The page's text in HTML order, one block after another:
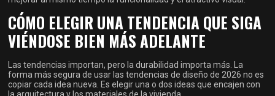
CÓMO ELEGIR UNA TENDENCIA QUE SIGA
VIÉNDOSE BIEN MÁS ADELANTE
Las tendencias importan, pero la durabilidad importa más. La
forma más segura de usar las tendencias de diseño de 2026 no es
copiar cada idea nueva. Es elegir una o dos ideas que encajen con
la arquitectura y los materiales de la vivienda.